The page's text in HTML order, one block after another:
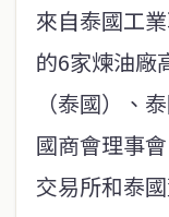
來自泰國工
的6家煉油廠
（泰國）、
國商會理事
交易所和泰